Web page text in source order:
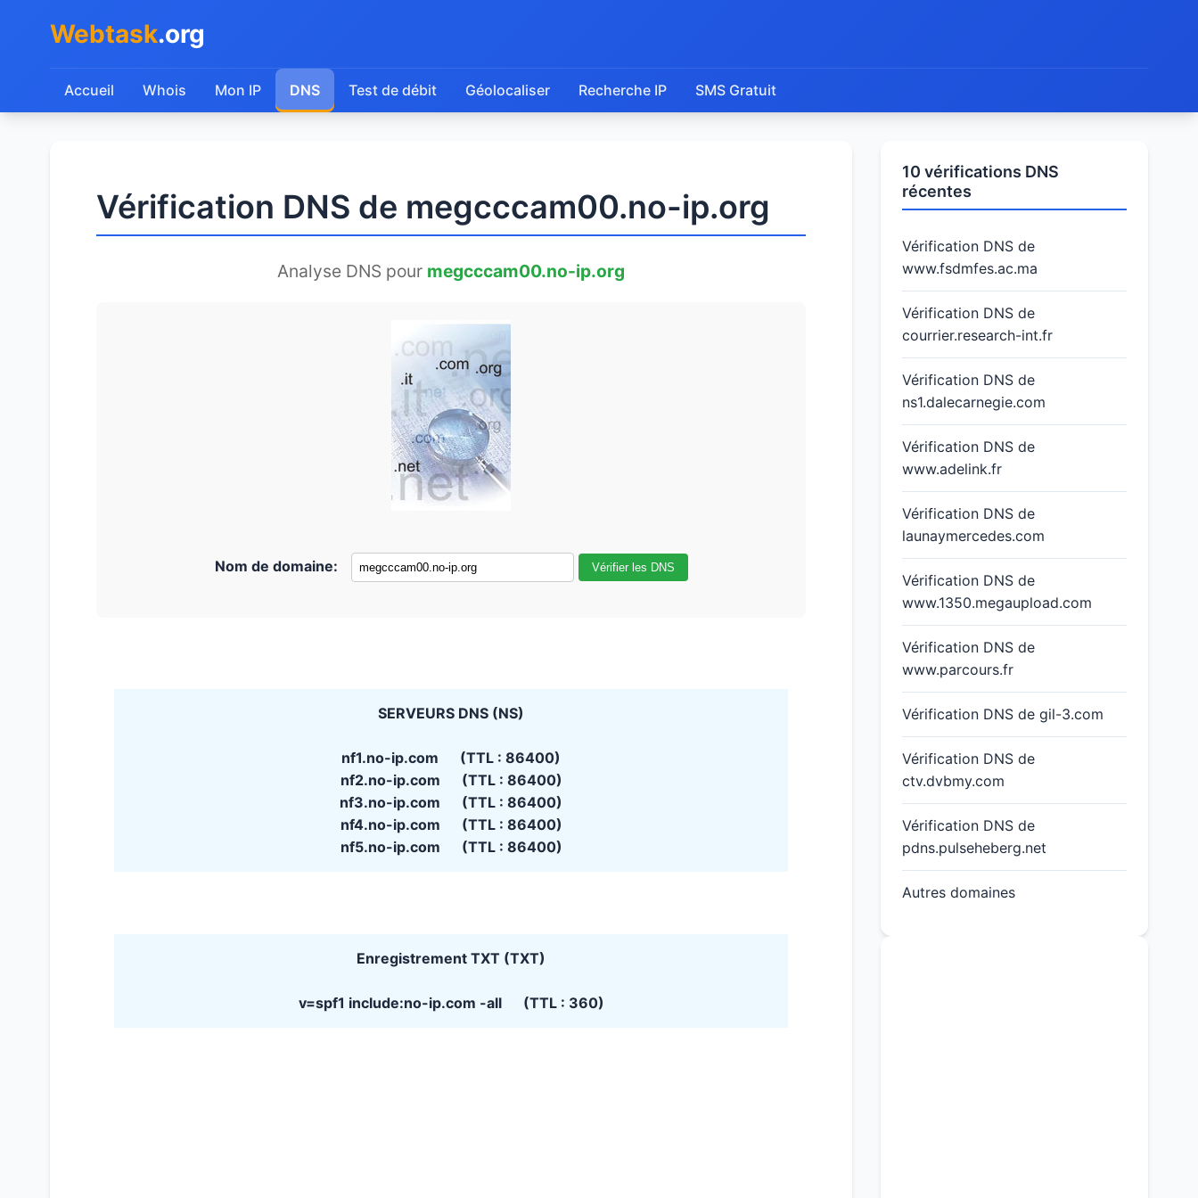
Webtask.org
Accueil Whois Mon IP DNS Test de débit Géolocaliser Recherche IP SMS Gratuit
Vérification DNS de megcccam00.no-ip.org
Analyse DNS pour megcccam00.no-ip.org
Nom de domaine: Vérifier les DNS
SERVEURS DNS (NS)
nf1.no-ip.com (TTL : 86400)
nf2.no-ip.com (TTL : 86400)
nf3.no-ip.com (TTL : 86400)
nf4.no-ip.com (TTL : 86400)
nf5.no-ip.com (TTL : 86400)
Enregistrement TXT (TXT)
v=spf1 include:no-ip.com -all (TTL : 360)
10 vérifications DNS
récentes
Vérification DNS de
www.fsdmfes.ac.ma
Vérification DNS de
courrier.research-int.fr
Vérification DNS de
ns1.dalecarnegie.com
Vérification DNS de
www.adelink.fr
Vérification DNS de
launaymercedes.com
Vérification DNS de
www.1350.megaupload.com
Vérification DNS de
www.parcours.fr
Vérification DNS de gil-3.com
Vérification DNS de
ctv.dvbmy.com
Vérification DNS de
pdns.pulseheberg.net
Autres domaines